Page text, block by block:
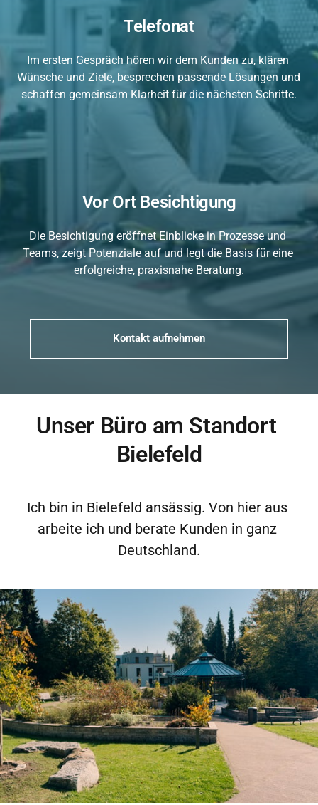
Telefonat
Im ersten Gespräch hören wir dem Kunden zu, klären
Wünsche und Ziele, besprechen passende Lösungen und
schaffen gemeinsam Klarheit für die nächsten Schritte.
Vor Ort Besichtigung
Die Besichtigung eröffnet Einblicke in Prozesse und
Teams, zeigt Potenziale auf und legt die Basis für eine
erfolgreiche, praxisnahe Beratung.
Kontakt aufnehmen
Unser Büro am Standort
Bielefeld
Ich bin in Bielefeld ansässig. Von hier aus
arbeite ich und berate Kunden in ganz
Deutschland.